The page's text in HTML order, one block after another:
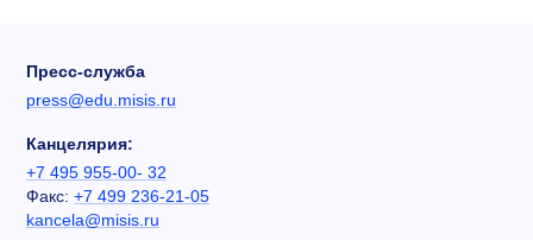
Пресс-служба
press@edu.misis.ru
Канцелярия:
+7 495 955-00- 32
Факс: +7 499 236-21-05
kancela@misis.ru